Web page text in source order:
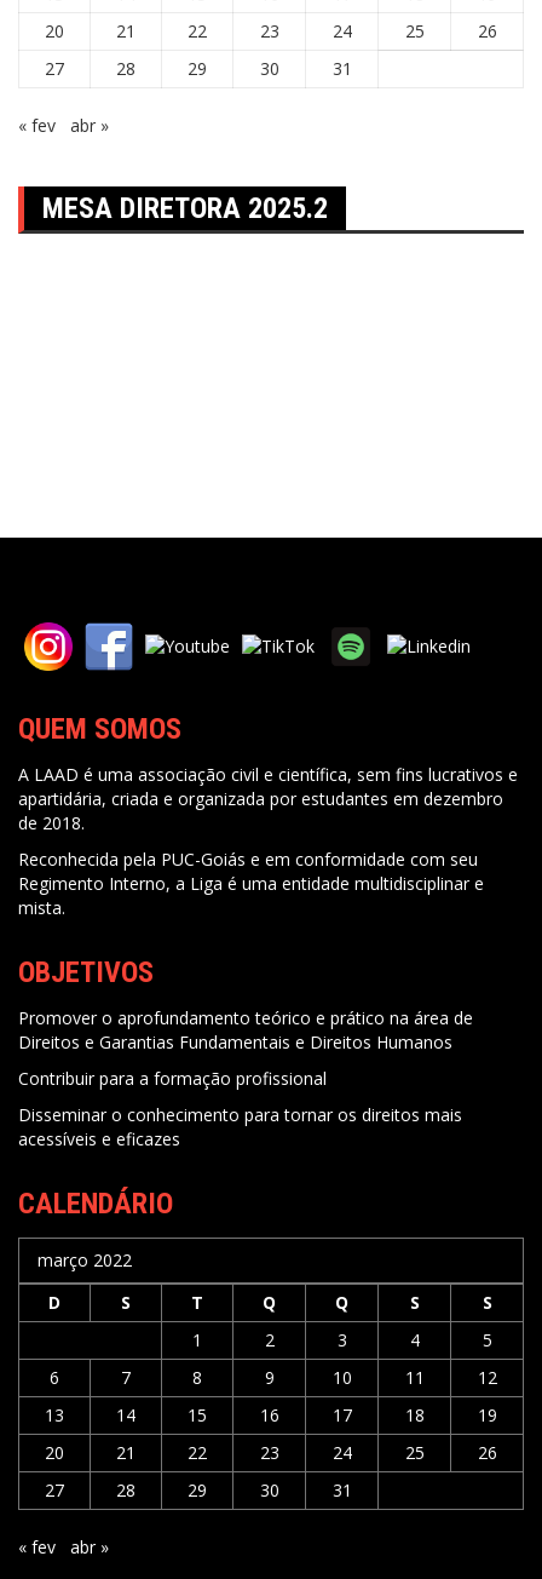
20
21 22 23 24 25
26
27
28 29 30 31
« fev abr »
MESA DIRETORA 2025.2
QUEM SOMOS
A LAAD é uma associação civil e científica, sem fins lucrativos e
apartidária, criada e organizada por estudantes em dezembro
de 2018.
Reconhecida pela PUC-Goiás e em conformidade com seu
Regimento Interno, a Liga é uma entidade multidisciplinar e
mista.
OBJETIVOS
Promover o aprofundamento teórico e prático na área de
Direitos e Garantias Fundamentais e Direitos Humanos
Contribuir para a formação profissional
Disseminar o conhecimento para tornar os direitos mais
acessíveis e eficazes
CALENDÁRIO
março 2022
D
S T Q Q S
S
1
2 3 4
5
6
7 8 9 10 11
12
13
14 15 16 17 18
19
20
21 22 23 24 25
26
27
28 29 30 31
« fev abr »